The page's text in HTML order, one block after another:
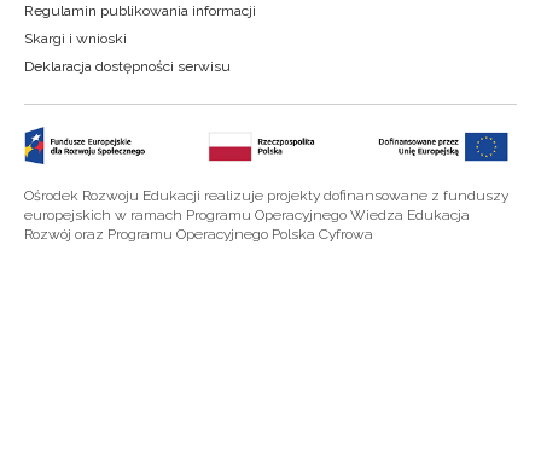
Regulamin publikowania informacji
Skargi i wnioski
Deklaracja dostępności serwisu
Ośrodek Rozwoju Edukacji realizuje projekty dofinansowane z funduszy
europejskich w ramach Programu Operacyjnego Wiedza Edukacja
Rozwój oraz Programu Operacyjnego Polska Cyfrowa